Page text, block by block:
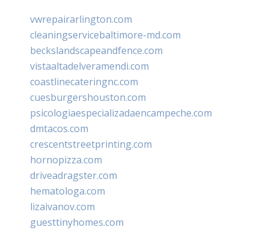
vwrepairarlington.com
cleaningservicebaltimore-md.com
beckslandscapeandfence.com
vistaaltadelveramendi.com
coastlinecateringnc.com
cuesburgershouston.com
psicologiaespecializadaencampeche.com
dmtacos.com
crescentstreetprinting.com
hornopizza.com
driveadragster.com
hematologa.com
lizaivanov.com
guesttinyhomes.com